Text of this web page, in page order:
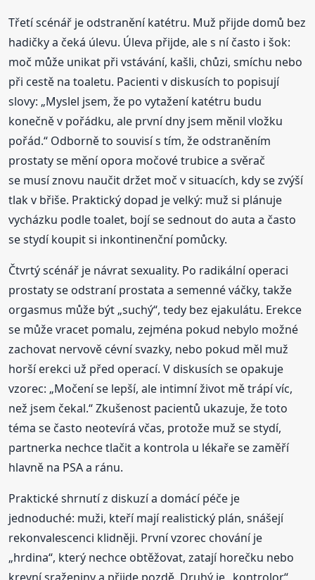
Třetí scénář je odstranění katétru. Muž přijde domů bez
hadičky a čeká úlevu. Úleva přijde, ale s ní často i šok:
moč může unikat při vstávání, kašli, chůzi, smíchu nebo
při cestě na toaletu. Pacienti v diskusích to popisují
slovy: „Myslel jsem, že po vytažení katétru budu
konečně v pořádku, ale první dny jsem měnil vložku
pořád.“ Odborně to souvisí s tím, že odstraněním
prostaty se mění opora močové trubice a svěrač
se musí znovu naučit držet moč v situacích, kdy se zvýší
tlak v břiše. Praktický dopad je velký: muž si plánuje
vycházku podle toalet, bojí se sednout do auta a často
se stydí koupit si inkontinenční pomůcky.
Čtvrtý scénář je návrat sexuality. Po radikální operaci
prostaty se odstraní prostata a semenné váčky, takže
orgasmus může být „suchý“, tedy bez ejakulátu. Erekce
se může vracet pomalu, zejména pokud nebylo možné
zachovat nervově cévní svazky, nebo pokud měl muž
horší erekci už před operací. V diskusích se opakuje
vzorec: „Močení se lepší, ale intimní život mě trápí víc,
než jsem čekal.“ Zkušenost pacientů ukazuje, že toto
téma se často neotevírá včas, protože muž se stydí,
partnerka nechce tlačit a kontrola u lékaře se zaměří
hlavně na PSA a ránu.
Praktické shrnutí z diskuzí a domácí péče je
jednoduché: muži, kteří mají realistický plán, snášejí
rekonvalescenci klidněji. První vzorec chování je
„hrdina“, který nechce obtěžovat, zatají horečku nebo